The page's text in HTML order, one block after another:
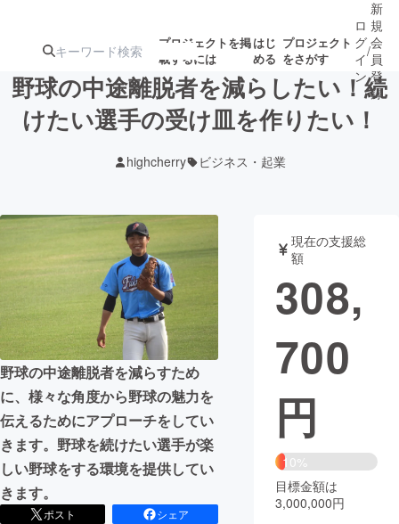
プロジェクトを掲
載するには
はじ
める
プロジェクト
をさがす
ジェクト
募集終了が近いプ
ロジェクト
アート・写真 音楽
テクノロジー・ガジェット ゲーム・サ
映像・映画
ビジネス・起業
まちづくり・地域活性化
CAMPFIRE Creation
CAMPFIREふるさと納税
コミュニティ
ロ
グ
イ
ン
/
新
規
会
員
登
録
野球の中途離脱者を減らしたい！続
けたい選手の受け皿を作りたい！
highcherry ビジネス・起業
野球の中途離脱者を減らすため
に、様々な角度から野球の魅力を
伝えるためにアプローチをしてい
きます。野球を続けたい選手が楽
しい野球をする環境を提供してい
きます。
ポスト
シェア
現在の支援総
額
308,
700
円
10%
目標金額は
3,000,000円